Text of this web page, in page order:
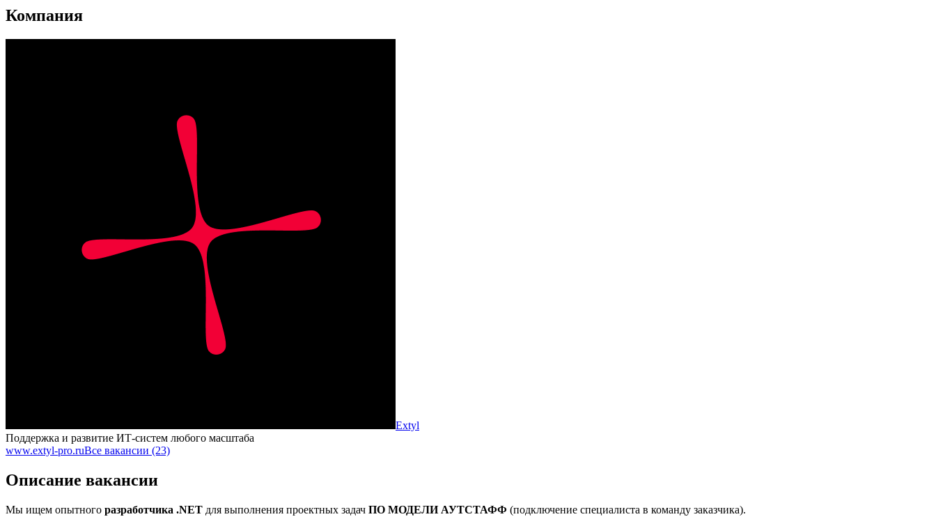
Компания
Extyl
Поддержка и развитие ИТ-систем любого масштаба
www.extyl-pro.ruВсе вакансии (23)
Описание вакансии
Мы ищем опытного разработчика .NET для выполнения проектных задач ПО МОДЕЛИ АУТСТАФФ (подключение специалиста в команду заказчика).